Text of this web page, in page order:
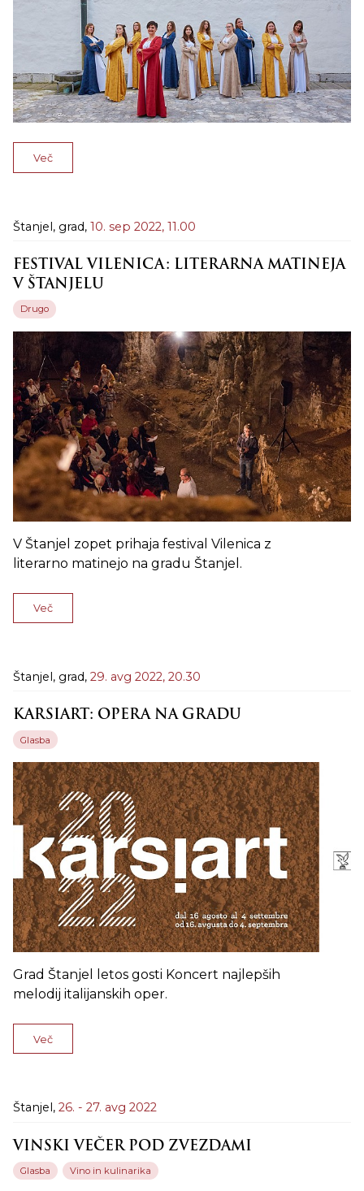
Več
Štanjel, grad, 10. sep 2022, 11.00
FESTIVAL VILENICA: LITERARNA MATINEJA
V ŠTANJELU
Drugo
V Štanjel zopet prihaja festival Vilenica z
literarno matinejo na gradu Štanjel.
Več
Štanjel, grad, 29. avg 2022, 20.30
KARSIART: OPERA NA GRADU
Glasba
Grad Štanjel letos gosti Koncert najlepših
melodij italijanskih oper.
Več
Štanjel, 26. - 27. avg 2022
VINSKI VEČER POD ZVEZDAMI
Glasba Vino in kulinarika